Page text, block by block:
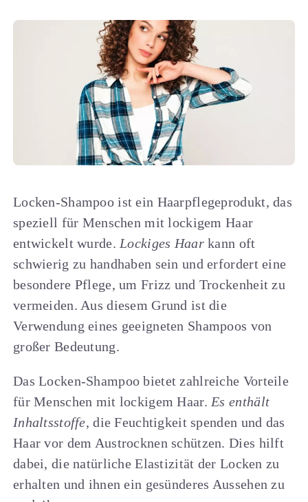
Locken-Shampoo ist ein Haarpflegeprodukt, das
speziell für Menschen mit lockigem Haar
entwickelt wurde. Lockiges Haarkann oft
schwierig zu handhaben sein und erfordert eine
besondere Pflege, um Frizz und Trockenheit zu
vermeiden. Aus diesem Grund ist die
Verwendung eines geeigneten Shampoos von
großer Bedeutung.
Das Locken-Shampoo bietet zahlreiche Vorteile
für Menschen mit lockigem Haar. Es enthält
Inhaltsstoffe, die Feuchtigkeit spenden und das
Haar vor dem Austrocknen schützen. Dies hilft
dabei, die natürliche Elastizität der Locken zu
erhalten und ihnen ein gesünderes Aussehen zu